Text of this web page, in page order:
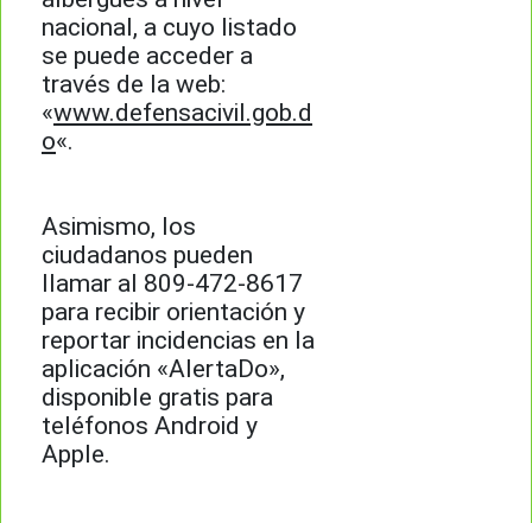
nacional, a cuyo listado
se puede acceder a
través de la web:
«www.defensacivil.gob.d
o«.
Asimismo, los
ciudadanos pueden
llamar al 809-472-8617
para recibir orientación y
reportar incidencias en la
aplicación «AlertaDo»,
disponible gratis para
teléfonos Android y
Apple.